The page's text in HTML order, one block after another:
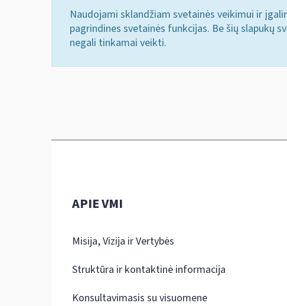
Naudojami sklandžiam svetainės veikimui ir
pagrindines svetainės funkcijas. Be šių slapukų
negali tinkamai veikti.
APIE VMI
Misija, Vizija ir Vertybės
Struktūra ir kontaktinė informacija
Konsultavimasis su visuomene